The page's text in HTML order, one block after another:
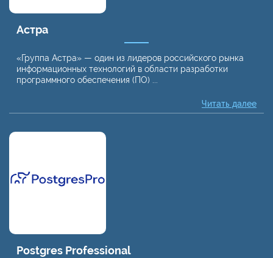
Астра
«Группа Астра» — один из лидеров российского рынка
информационных технологий в области разработки
программного обеспечения (ПО) ...
Читать далее
Postgres Professional